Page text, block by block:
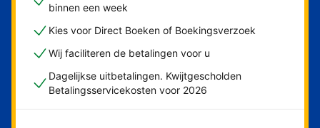
binnen een week
Kies voor Direct Boeken of Boekingsverzoek
Wij faciliteren de betalingen voor u
Dagelijkse uitbetalingen. Kwijtgescholden
Betalingsservicekosten voor 2026